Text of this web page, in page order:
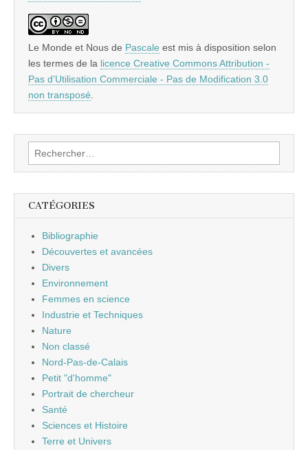
Le Monde et Nous de Pascale est mis à disposition selon
les termes de la licence Creative Commons Attribution -
Pas d’Utilisation Commerciale - Pas de Modification 3.0
non transposé
Rechercher :
CATÉGORIES
Bibliographie
Découvertes et avancées
Divers
Environnement
Femmes en science
Industrie et Techniques
Nature
Non classé
Nord-Pas-de-Calais
Petit "d'homme"
Portrait de chercheur
Santé
Sciences et Histoire
Terre et Univers